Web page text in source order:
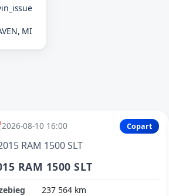
MI
2026-08-10 16:00 Copart
RAM 1500 SLT
237 564 km